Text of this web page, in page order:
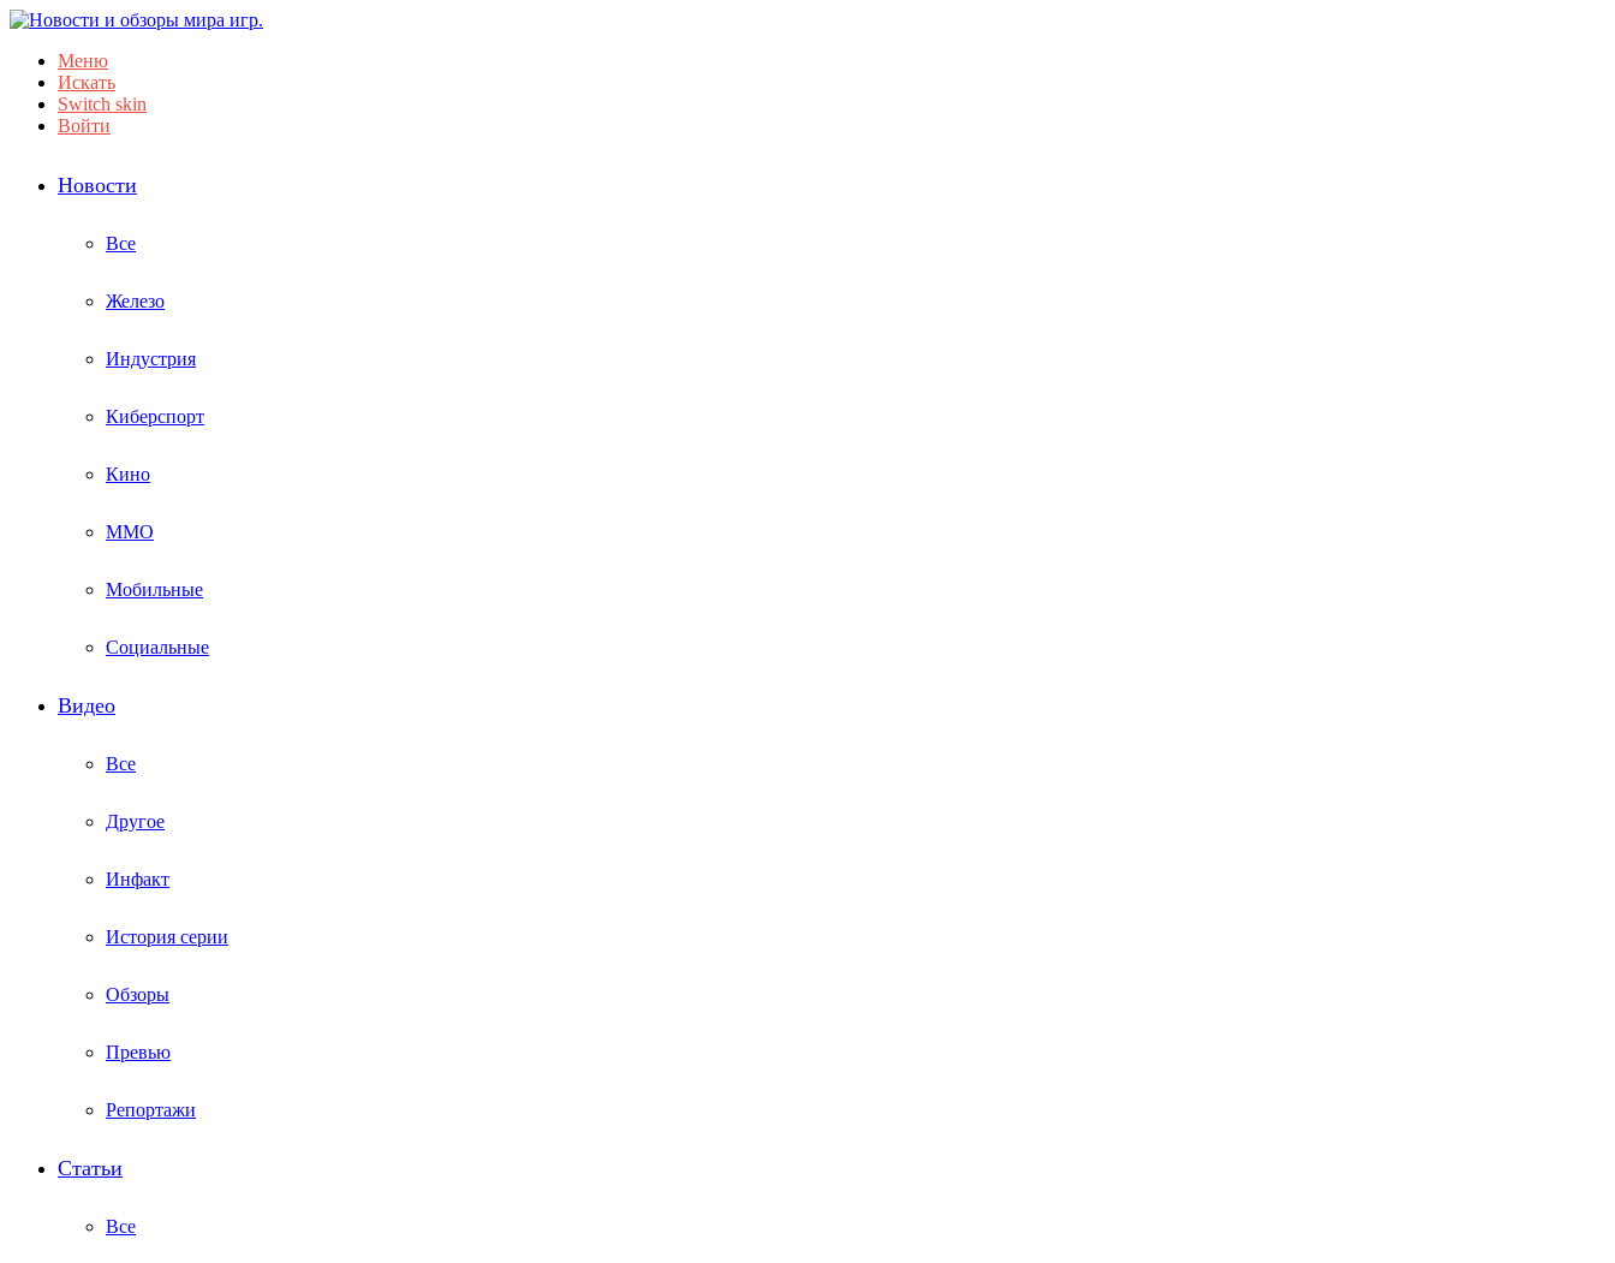
Меню
Искать
Switch skin
Войти
Новости
Все
Железо
Индустрия
Киберспорт
Кино
ММО
Мобильные
Социальные
Видео
Все
Другое
Инфакт
История серии
Обзоры
Превью
Репортажи
Статьи
Все